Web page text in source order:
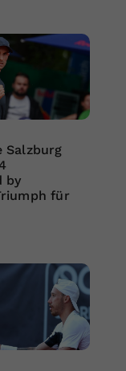
Salzburg
by
für